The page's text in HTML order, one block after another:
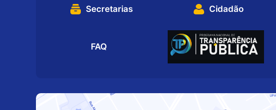
Secretarias Cidadão
FAQ